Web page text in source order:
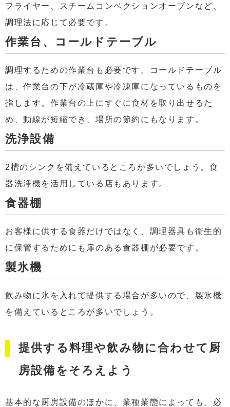
フライヤー、スチームコンベクションオーブンなど、
調理法に応じて必要です。
作業台、コールドテーブル
調理するための作業台も必要です。コールドテーブル
は、作業台の下が冷蔵庫や冷凍庫になっているものを
指します。作業台の上にすぐに食材を取り出せるた
め、動線が短縮でき、場所の節約にもなります。
洗浄設備
2槽のシンクを備えているところが多いでしょう。食
器洗浄機を活用している店もあります。
食器棚
お客様に供する食器だけではなく、調理器具も衛生的
に保管するためにも扉のある食器棚が必要です。
製氷機
飲み物に氷を入れて提供する場合が多いので、製氷機
を備えているところが多いでしょう。
提供する料理や飲み物に合わせて厨
房設備をそろえよう
基本的な厨房設備のほかに、業種業態によっても、必